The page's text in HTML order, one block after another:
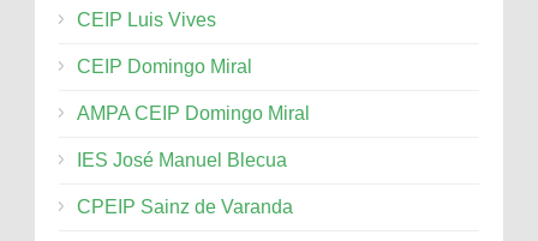
CEIP Luis Vives
CEIP Domingo Miral
AMPA CEIP Domingo Miral
IES José Manuel Blecua
CPEIP Sainz de Varanda